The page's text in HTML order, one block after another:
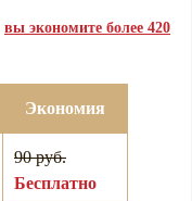
вы экономите более 420
Экономия
90 руб.
Бесплатно